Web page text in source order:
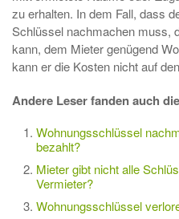
zu erhalten. In dem Fall, dass
Schlüssel nachmachen muss,
kann, dem Mieter genügend
kann er die Kosten nicht auf
Andere Leser fanden auch
Wohnungsschlüssel
bezahlt?
Mieter gibt nicht alle
Vermieter?
Wohnungsschlüssel